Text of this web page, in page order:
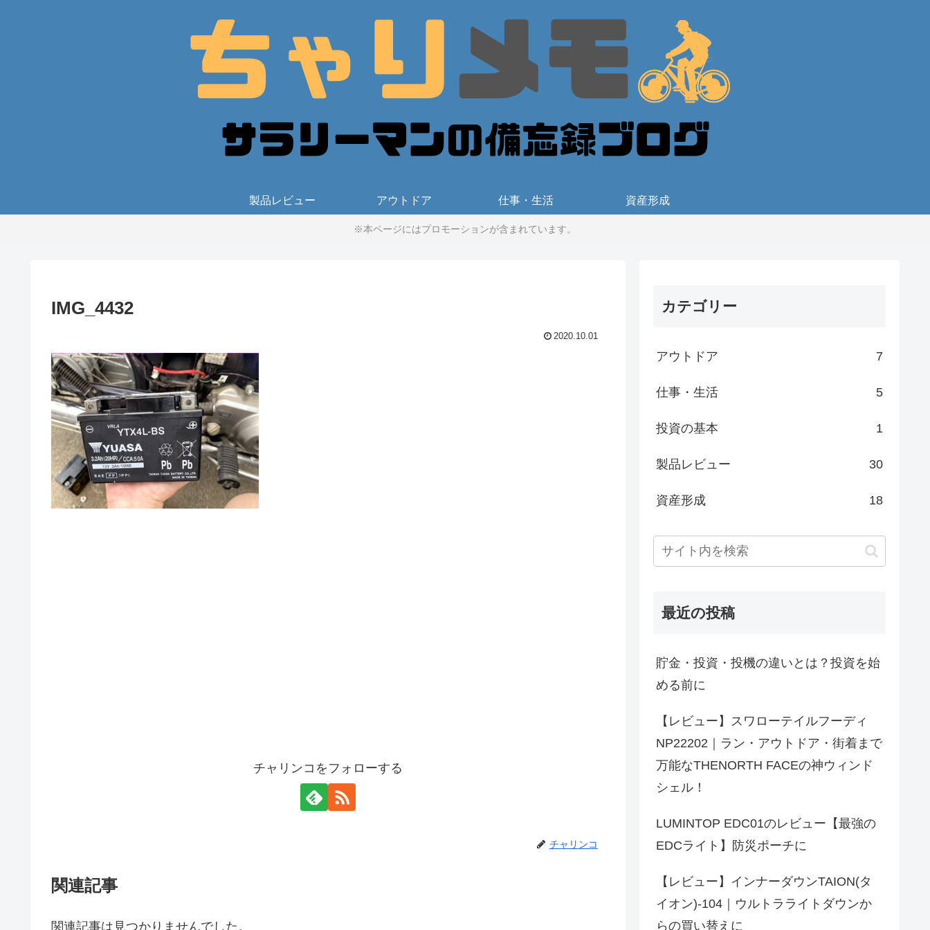
製品レビュー アウトドア 仕事・生活 資産形成
※本ページにはプロモーションが含まれています。
IMG_4432
2020.10.01
チャリンコをフォローする
チャリンコ
関連記事
関連記事は見つかりませんでした。
カテゴリー
アウトドア 7
仕事・生活 5
投資の基本 1
製品レビュー 30
資産形成 18
最近の投稿
貯金・投資・投機の違いとは？投資を始
める前に
【レビュー】スワローテイルフーディ
NP22202｜ラン・アウトドア・街着まで
万能なTHENORTH FACEの神ウィンド
シェル！
LUMINTOP EDC01のレビュー【最強の
EDCライト】防災ポーチに
【レビュー】インナーダウンTAION(タ
イオン)-104｜ウルトラライトダウンか
らの買い替えに